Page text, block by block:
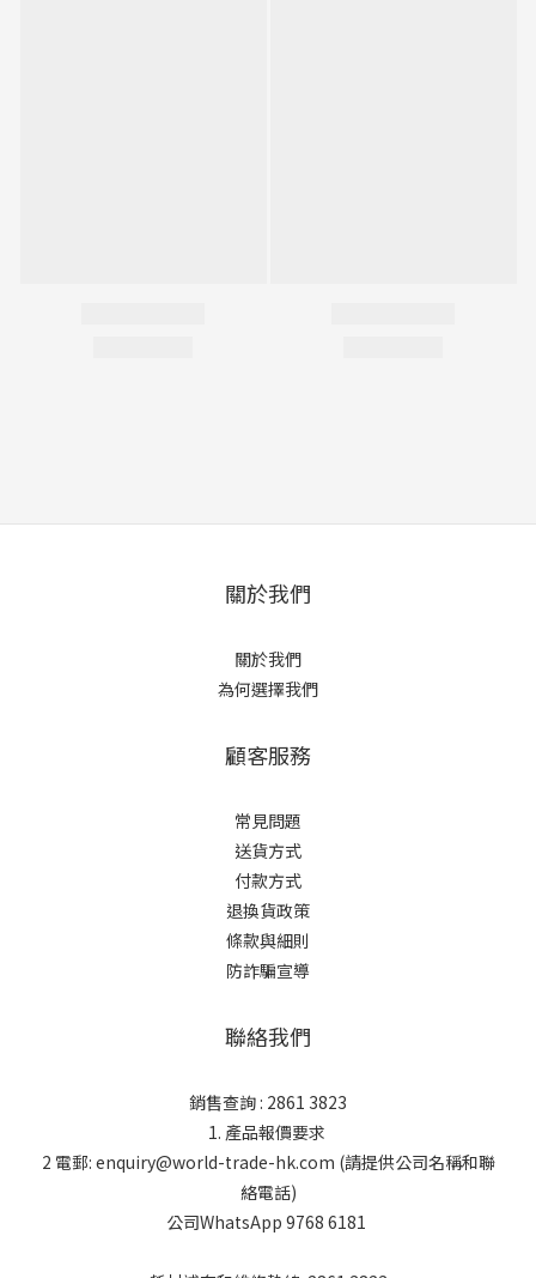
關於我們
關於我們
為何選擇我們
顧客服務
常見問題
送貨方式
付款方式
退換貨政策
條款與細則
防詐騙宣導
聯絡我們
銷售查詢 : 2861 3823
1. 產品報價要求
2 電郵: enquiry@world-trade-hk.com (請提供公司名稱和聯
絡電話)
公司WhatsApp 9768 6181